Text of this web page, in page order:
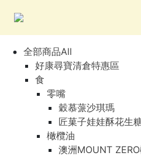
全部商品All
好康尋寶清倉特惠區
食
零嘴
穀慕蒎沙琪瑪
匠菓子娃娃酥花生
橄欖油
澳洲MOUNT